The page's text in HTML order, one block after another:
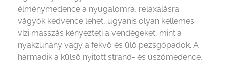
élménymedence a nyugalomra, relaxálásra
vágyók kedvence lehet, ugyanis olyan kellemes
vízi masszás kényezteti a vendégeket, mint a
nyakzuhany vagy a fekvő és ülő pezsgőpadok. A
harmadik a külső nyitott strand- és úszómedence,